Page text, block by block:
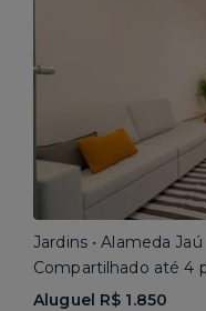
Jardins • Alameda Jaú
Compartilhado até 4
Aluguel R$ 1.850